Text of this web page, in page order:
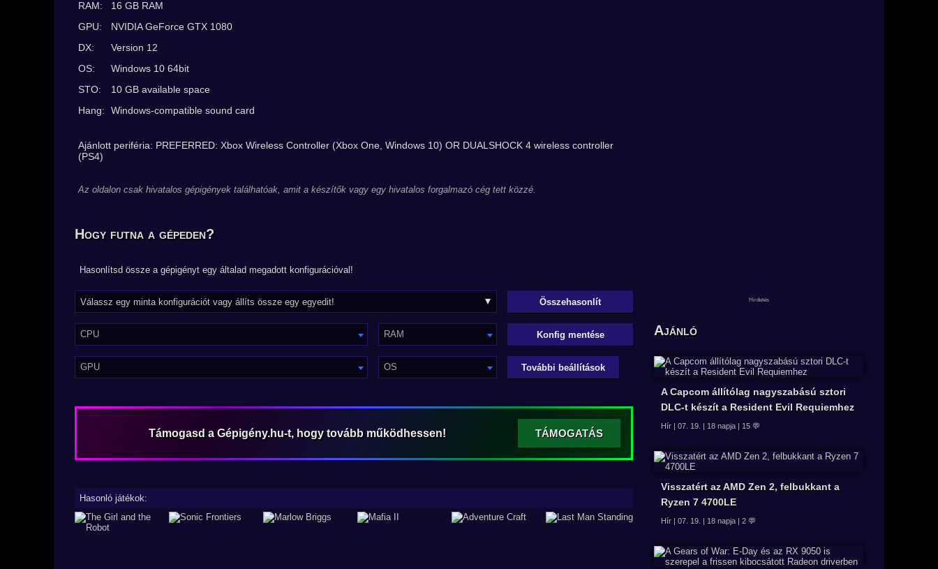
RAM:
16 GB RAM
GPU:
NVIDIA GeForce GTX 1080
DX:
Version 12
OS:
Windows 10 64bit
STO:
10 GB available space
Hang:
Windows-compatible sound card
Ajánlott periféria: PREFERRED: Xbox Wireless Controller (Xbox One, Windows 10) OR DUALSHOCK 4 wireless controller
(PS4)
Az oldalon csak hivatalos gépigények találhatóak, amit a készítők vagy egy hivatalos forgalmazó cég tett közzé.
Hogy futna a gépeden?
Hasonlítsd össze a gépigényt egy általad megadott konfigurációval!
CPU RAM
GPU OS
Konfig mentése
További beállítások
Támogasd a Gépigény.hu-t, hogy tovább működhessen! TÁMOGATÁS
Hasonló játékok:
Ajánló
A Capcom állítólag nagyszabású sztori
DLC-t készít a Resident Evil Requiemhez
Hír | 07. 19. | 18 napja | 15 💬
Visszatért az AMD Zen 2, felbukkant a
Ryzen 7 4700LE
Hír | 07. 19. | 18 napja | 2 💬